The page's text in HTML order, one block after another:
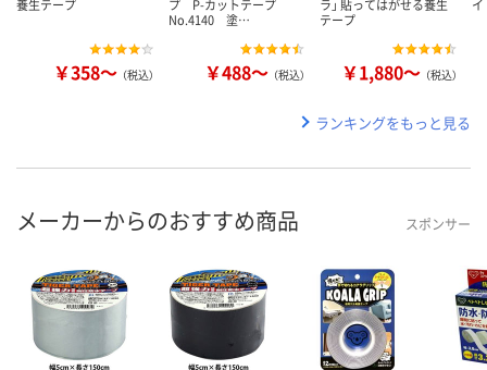
養生テープ
￥358～ （税込）
プ P-カットテープ
No.4140 塗…
￥488～ （税込）
ラ」 貼ってはがせる養生
テープ
￥1,880～ （税込）
ランキングをもっと見る
メーカーからのおすすめ商品 スポンサー